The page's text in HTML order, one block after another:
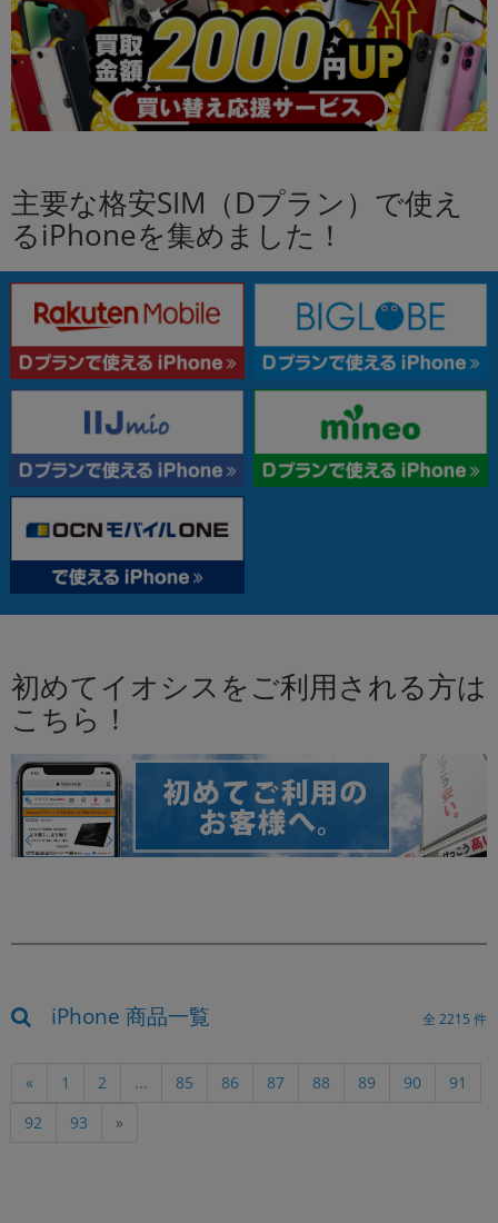
主要な格安SIM（Dプラン）で使え
るiPhoneを集めました！
初めてイオシスをご利用される方は
こちら！
iPhone 商品一覧 全2215 件
« 1 2 ... 85 86 87 88 89 90
91
92
93 »